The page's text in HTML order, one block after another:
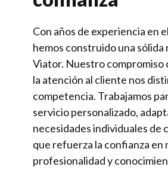
Con años de experiencia en
hemos construido una
Viator. Nuestro compromiso
la atención al cliente nos
competencia. Trabajamos
servicio personalizado,
necesidades individuales de
que refuerza la confianza en
profesionalidad y